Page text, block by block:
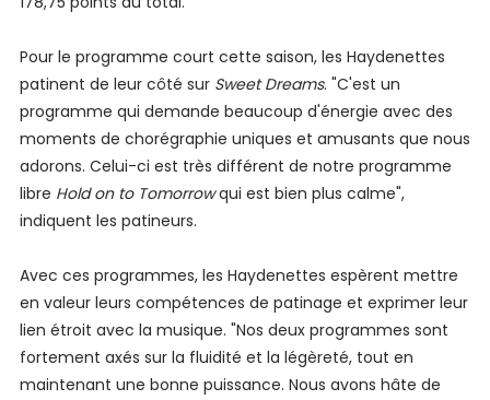
Pour le programme court cette saison, les Haydenettes
patinent de leur côté sur Sweet Dreams. "C'est un
programme qui demande beaucoup d'énergie avec des
moments de chorégraphie uniques et amusants que nous
adorons. Celui-ci est très différent de notre programme
libre Hold on to Tomorrowqui est bien plus calme",
indiquent les patineurs.
Avec ces programmes, les Haydenettes espèrent mettre
en valeur leurs compétences de patinage et exprimer leur
lien étroit avec la musique. "Nos deux programmes sont
fortement axés sur la fluidité et la légèreté, tout en
maintenant une bonne puissance. Nous avons hâte de